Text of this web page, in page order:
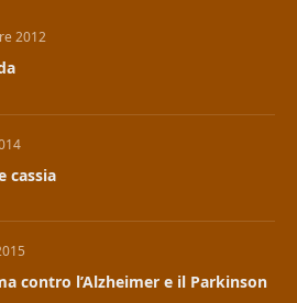
2012
cassia
contro l’Alzheimer e il Parkinson